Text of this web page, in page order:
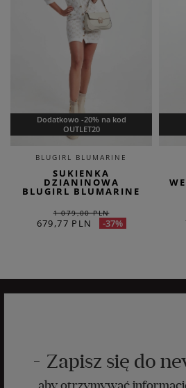
Dodatkowo -20% na kod
OUTLET20
BLUGIRL BLUMARINE
SUKIENKA
DZIANINOWA
BLUGIRL BLUMARINE
1 079,00 PLN
679,77 PLN -37%
Zapisz się do